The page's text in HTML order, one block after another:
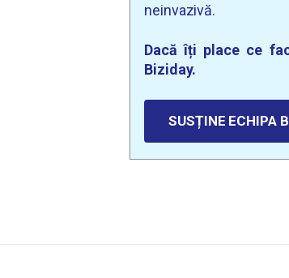
neinvazivă.
Dacă îți place ce
Biziday.
SUSȚINE ECHIPA